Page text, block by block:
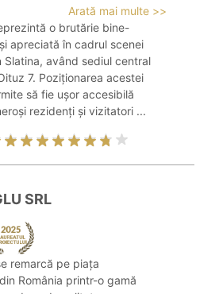
Arată mai multe >>
o brutărie bine-
apreciată în cadrul scenei
Slatina, având sediul central
7. Poziționarea acestei
să fie ușor accesibilă
rezidenți și vizitatori ...
SRL
remarcă pe piața
România printr-o gamă